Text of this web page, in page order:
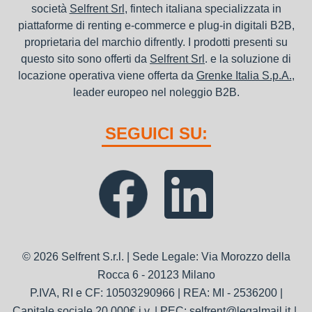
società Selfrent Srl , fintech italiana specializzata in
piattaforme di renting e-commerce e plug-in digitali B2B,
proprietaria del marchio difrently. I prodotti presenti su
questo sito sono offerti da Selfrent Srl . e la soluzione di
locazione operativa viene offerta da Grenke Italia S.p.A.,
leader europeo nel noleggio B2B.
SEGUICI SU:
© 2026 Selfrent S.r.l. | Sede Legale: Via Morozzo della
Rocca 6 - 20123 Milano
P.IVA, RI e CF: 10503290966 | REA: MI - 2536200 |